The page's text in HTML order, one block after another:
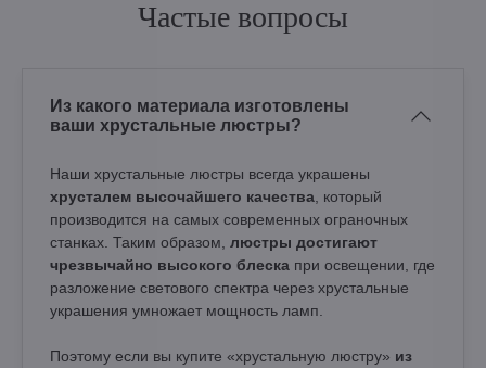
Частые вопросы
Из какого материала изготовлены
ваши хрустальные люстры?
Наши хрустальные люстры всегда украшены
хрусталем высочайшего качества , который
производится на самых современных ограночных
станках. Таким образом, люстры достигают
чрезвычайно высокого блеска при освещении, где
разложение светового спектра через хрустальные
украшения умножает мощность ламп.
Поэтому если вы купите «хрустальную люстру» из